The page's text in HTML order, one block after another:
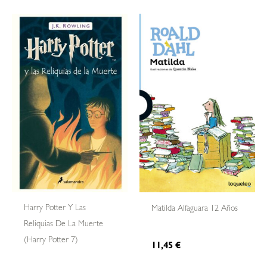
Harry Potter Y Las
Reliquias De La Muerte
(harry Potter 7)
Matilda Alfaguara 12 Años
11,45€